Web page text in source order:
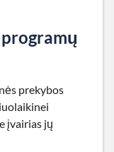
prekybos
įvairias jų